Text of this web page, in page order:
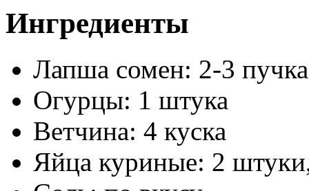
Ингредиенты
Лапша сомен: 2-3 пучка
Огурцы: 1 штука
Ветчина: 4 куска
Яйца куриные: 2